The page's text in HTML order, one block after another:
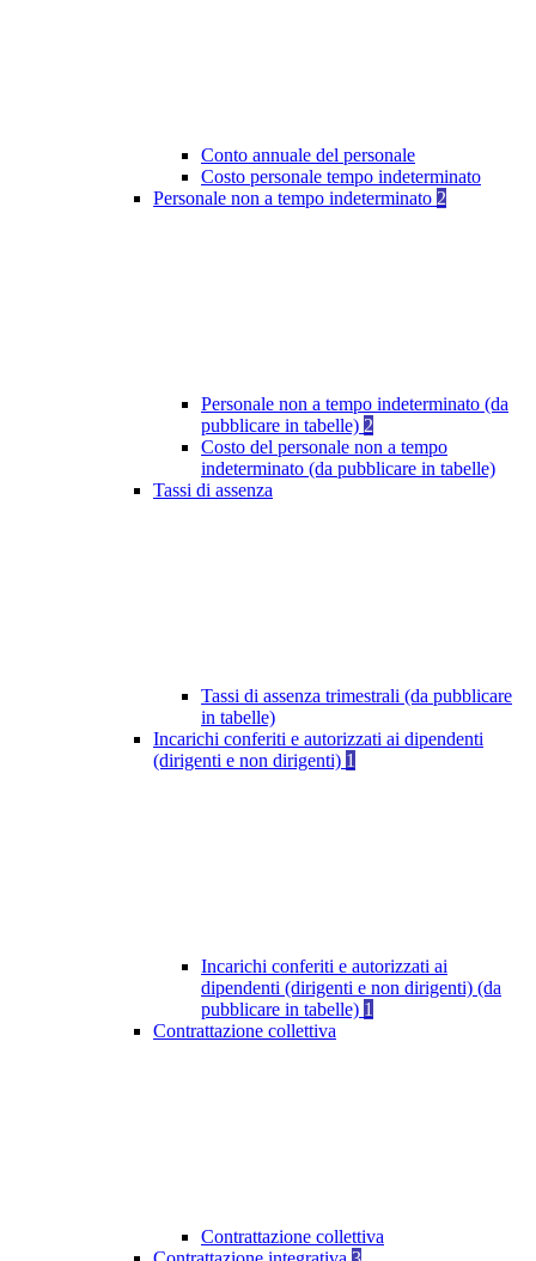
Conto annuale del personale
Costo personale tempo indeterminato
Personale non a tempo indeterminato 2
Personale non a tempo indeterminato (da
pubblicare in tabelle) 2
Costo del personale non a tempo
indeterminato (da pubblicare in tabelle)
Tassi di assenza
Tassi di assenza trimestrali (da pubblicare
in tabelle)
Incarichi conferiti e autorizzati ai dipendenti
(dirigenti e non dirigenti) 1
Incarichi conferiti e autorizzati ai
dipendenti (dirigenti e non dirigenti) (da
pubblicare in tabelle) 1
Contrattazione collettiva
Contrattazione collettiva